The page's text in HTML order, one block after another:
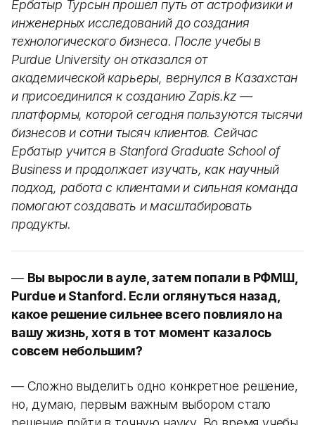
Ербатыр Турсын прошел путь от астрофизики и
инженерных исследований до создания
технологического бизнеса. После учебы в
Purdue University он отказался от
академической карьеры, вернулся в Казахстан
и присоединился к созданию Zapis.kz —
платформы, которой сегодня пользуются тысячи
бизнесов и сотни тысяч клиентов. Сейчас
Ербатыр учится в Stanford Graduate School of
Business и продолжает изучать, как научный
подход, работа с клиентами и сильная команда
помогают создавать и масштабировать
продукты.
— Вы выросли в ауле, затем попали в РФМШ,
Purdue и Stanford. Если оглянуться назад,
какое решение сильнее всего повлияло на
вашу жизнь, хотя в тот момент казалось
совсем небольшим?
— Сложно выделить одно конкретное решение,
но, думаю, первым важным выбором стало